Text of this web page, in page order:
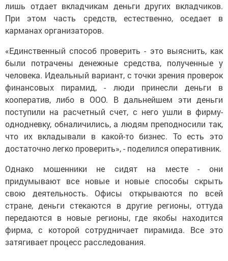
лишь отдает вкладчикам деньги других вкладчиков.
При этом часть средств, естественно, оседает в
карманах организаторов.
«Единственный способ проверить - это выяснить, как
были потрачены денежные средства, полученные у
человека. Идеальный вариант, с точки зрения проверок
финансовых пирамид, - люди принесли деньги в
кооператив, либо в ООО. В дальнейшем эти деньги
поступили на расчетный счет, с него ушли в фирму-
однодневку, обналичились, а людям преподносили так,
что их вкладывали в какой-то бизнес. То есть это
достаточно легко проверить», - поделился оперативник.
Однако мошенники не сидят на месте - они
придумывают все новые и новые способы скрыть
свою деятельность. Офисы открываются по всей
стране, деньги стекаются в другие регионы, оттуда
передаются в новые регионы, где якобы находится
фирма, с которой сотрудничает пирамида. Все это
затягивает процесс расследования.